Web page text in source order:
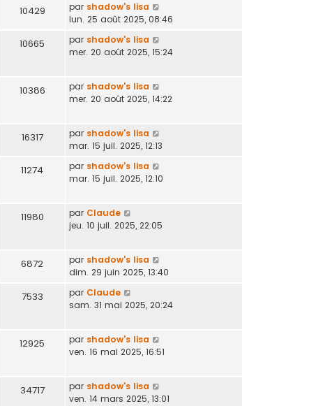
10429 par shadow's lisa
lun. 25 août 2025, 08:46
10665 par shadow's lisa
mer. 20 août 2025, 15:24
10386 par shadow's lisa
mer. 20 août 2025, 14:22
16317 par shadow's lisa
mar. 15 juil. 2025, 12:13
11274 par shadow's lisa
mar. 15 juil. 2025, 12:10
11980 par Claude
jeu. 10 juil. 2025, 22:05
6872 par shadow's lisa
dim. 29 juin 2025, 13:40
7533 par Claude
sam. 31 mai 2025, 20:24
12925 par shadow's lisa
ven. 16 mai 2025, 16:51
34717 par shadow's lisa
ven. 14 mars 2025, 13:01